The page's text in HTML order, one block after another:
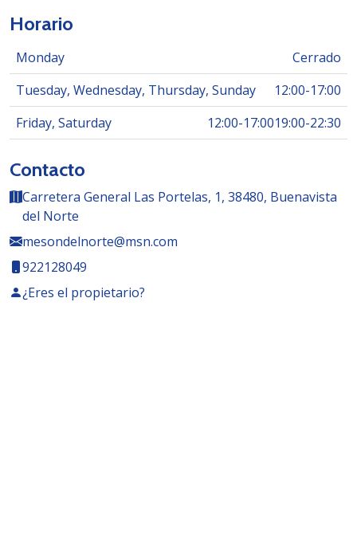
Contacto
Carretera General Las Portelas, 1, 38480, Buenavista
del Norte
mesondelnorte@msn.com
922128049
¿Eres el propietario?
Horario
Monday
Cerrado
Tuesday, Wednesday, Thursday, Sunday
12:00-17:00
Friday, Saturday
12:00-17:0019:00-22:30